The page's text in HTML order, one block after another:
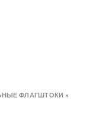
ФЛАГШТОКИ »